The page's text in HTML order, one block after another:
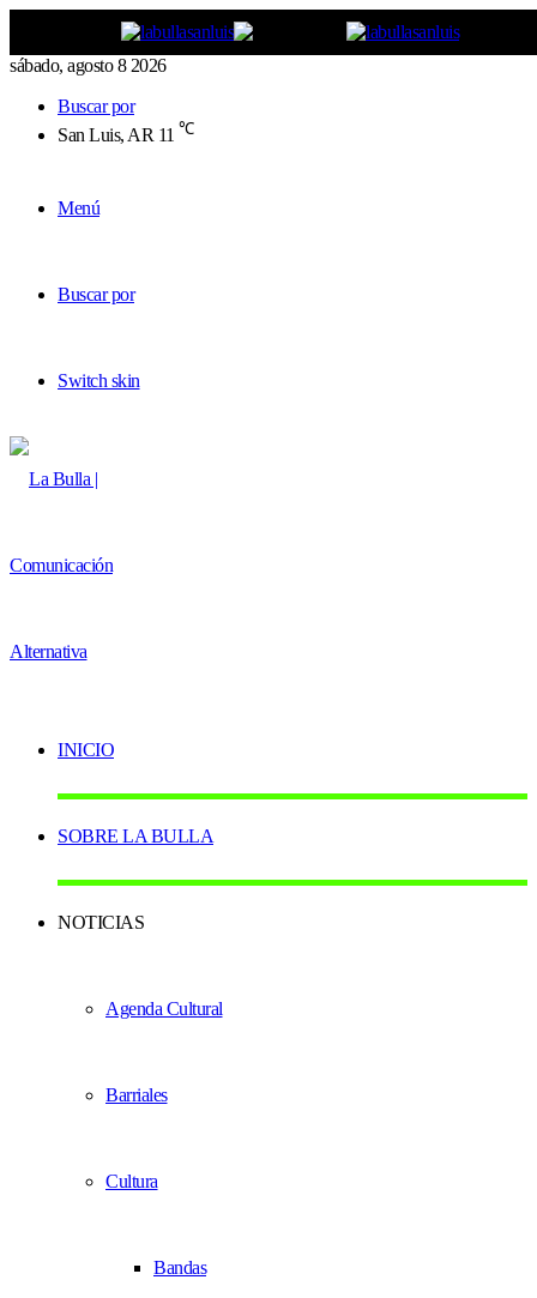
sábado, agosto 8 2026
Buscar por
San Luis, AR 11 ℃
Menú
Buscar por
Switch skin
INICIO
SOBRE LA BULLA
NOTICIAS
Agenda Cultural
Barriales
Cultura
Bandas